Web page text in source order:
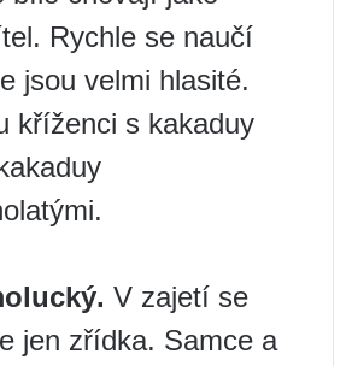
Rychle se naučí
jsou velmi hlasité.
kříženci s kakaduy
V zajetí se
jen zřídka. Samce a